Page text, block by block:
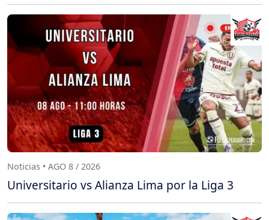
Noticias • AGO 8 / 2026
Universitario vs Alianza Lima por la Liga 3